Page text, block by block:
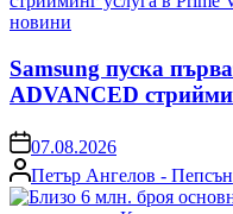
Posted
новини
Samsung пуска
ADVANCED
on07.08.2026
Posted
by
Петър Ангелов - Пепсън